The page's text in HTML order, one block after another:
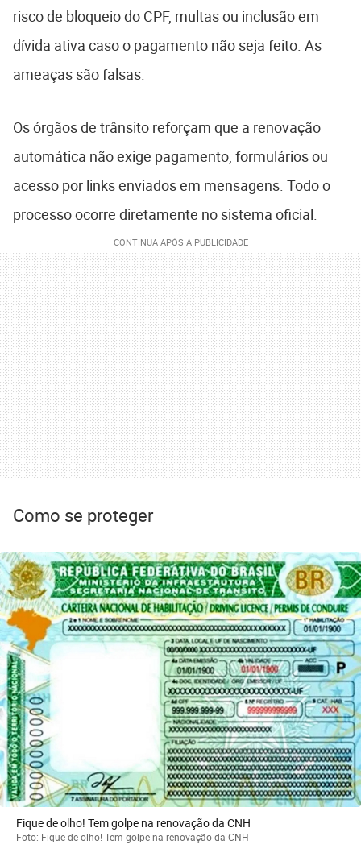
risco de bloqueio do CPF, multas ou inclusão em
dívida ativa caso o pagamento não seja feito. As
ameaças são falsas.
Os órgãos de trânsito reforçam que a renovação
automática não exige pagamento, formulários ou
acesso por links enviados em mensagens. Todo o
processo ocorre diretamente no sistema oficial.
Como se proteger
Fique de olho! Tem golpe na renovação da CNH
Foto: Fique de olho! Tem golpe na renovação da CNH